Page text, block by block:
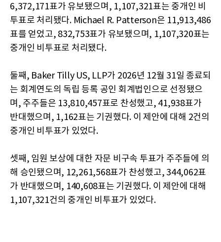
6,372,171표가 유보됐으며, 1,107,321표는 중개인 비
투표로 처리됐다. Michael R. Patterson은 11,913,486
표를 얻었고, 832,753표가 유보됐으며, 1,107,320표는
중개인 비투표로 처리됐다.
둘째, Baker Tilly US, LLP가 2026년 12월 31일 종료되
는 회계연도의 독립 등록 공인 회계법인으로 선정됐으
며, 주주들은 13,810,457표로 찬성했고, 41,938표가
반대했으며, 1,162표는 기권했다. 이 제안에 대해 2건의
중개인 비투표가 있었다.
셋째, 임원 보상에 대한 자문 비구속 투표가 주주들에 의
해 승인됐으며, 12,261,568표가 찬성했고, 344,062표
가 반대했으며, 140,608표는 기권했다. 이 제안에 대해
1,107,321건의 중개인 비투표가 있었다.